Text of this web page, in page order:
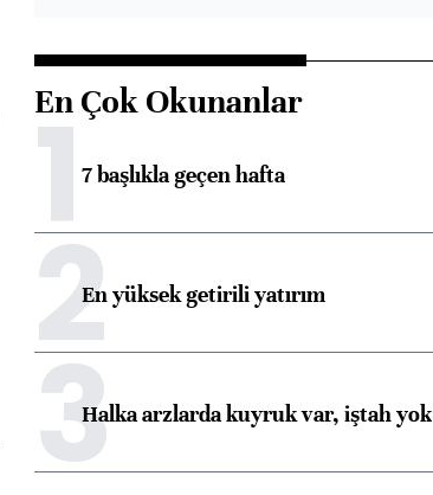
En Çok Okunanlar
17 başlıkla geçen hafta
2En yüksek getirili yatırım
3Halka arzlarda kuyruk var, iştah yok